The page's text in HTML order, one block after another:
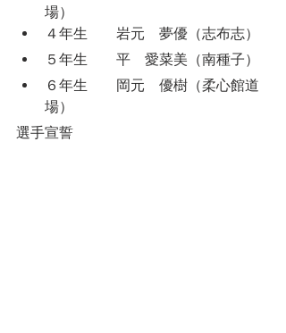
場）
４年生　　岩元　夢優（志布志）
５年生　　平　愛菜美（南種子）
６年生　　岡元　優樹（柔心館道
場）
選手宣誓